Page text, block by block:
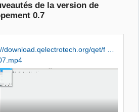
de la version de
0.7
download.qelectrotech.org/qet/f …